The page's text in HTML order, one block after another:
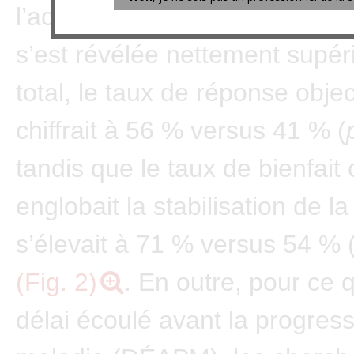
l’activité du vorinostat allié
s’est révélée nettement
total, le taux de réponse
chiffrait à 56 % versus 41 % (
tandis que le taux de bienfait
englobait la stabilisation de
s’élevait à 71 % versus 54 %
(Fig. 2)
. En outre, pour ce
délai écoulé avant la